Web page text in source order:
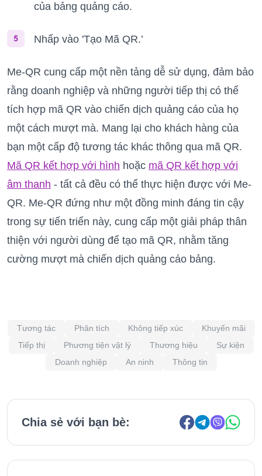
của bảng quảng cáo.
Nhấp vào 'Tạo Mã QR.’
Me-QR cung cấp một nền tảng dễ sử dụng, đảm bảo
rằng doanh nghiệp và những người tiếp thị có thể
tích hợp mã QR vào chiến dịch quảng cáo của họ
một cách mượt mà. Mang lại cho khách hàng của
bạn một cấp độ tương tác khác thông qua mã QR.
Mã QR kết hợp với hình hoặc mã QR kết hợp với
âm thanh - tất cả đều có thể thực hiện được với Me-
QR. Me-QR đứng như một đồng minh đáng tin cậy
trong sự tiến triển này, cung cấp một giải pháp thân
thiện với người dùng để tạo mã QR, nhằm tăng
cường mượt mà chiến dịch quảng cáo bảng.
Tương tác Phân tích Không tiếp xúc
Khuyến mãi
Tiếp thị
Phương tiện vật lý Thương hiệu
Sự kiện
Doanh nghiệp
An ninh Thông tin
Chia sẻ với bạn bè: